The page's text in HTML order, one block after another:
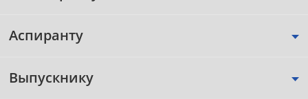
Аспиранту
Выпускнику